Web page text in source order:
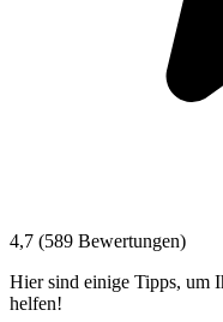
4,7 (589 Bewertungen)
Hier sind einige Tipps, um
helfen!